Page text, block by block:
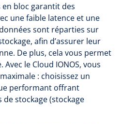
en bloc garantit des
une faible latence et une
sont réparties sur
afin d’assurer leur
De plus, cela vous permet
Avec le Cloud IONOS, vous
: choisissez un
performant offrant
stockage (stockage